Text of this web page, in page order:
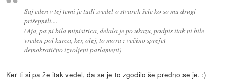
Saj eden v tej temi je tudi zvedel o stvareh šele ko so mu drugi
prišepnili....
(Aja, pa ni bila ministrica, delala je po ukazu, podpis itak ni bile
vreden pol kurca, ker, olej, to mora z večino sprejet
demokratično izvoljeni parlament)
Ker ti si pa že itak vedel, da se je to zgodilo še predno se je. :)